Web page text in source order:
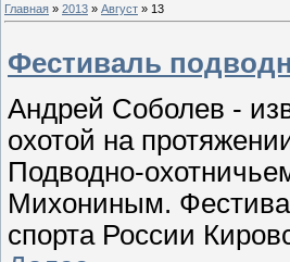
Главная » 2013 » Август » 13
Фестиваль
Андрей Соболев -
охотой на
Подводно-
Михониным.
спорта России